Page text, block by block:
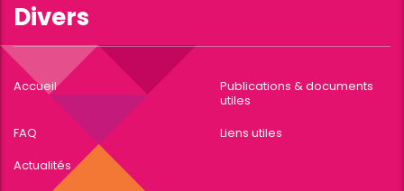
Divers
Accueil
Publications & documents
utiles
FAQ
Liens utiles
Actualités